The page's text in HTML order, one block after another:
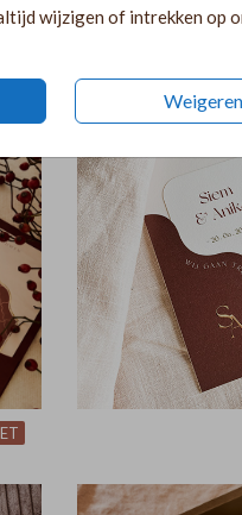
wijzigen of intrekken op
Weigeren